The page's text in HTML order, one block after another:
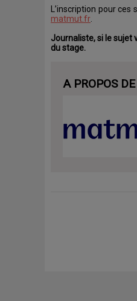
L’inscription pour
matmut.fr.
Journaliste, si le sujet
du stage.
A PROPOS